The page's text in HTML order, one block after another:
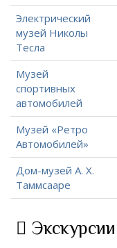
Электрический
музей Николы
Тесла
Музей
спортивных
автомобилей
Музей «Ретро
Автомобилей»
Дом-музей А. Х.
Таммсааре
Экскурсии